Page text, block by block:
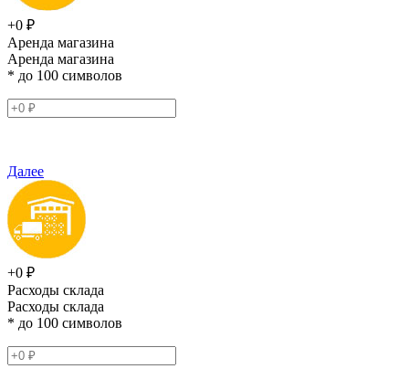
+0 ₽
Аренда магазина
Аренда магазина
* до 100 символов
Далее
+0 ₽
Расходы склада
Расходы склада
* до 100 символов